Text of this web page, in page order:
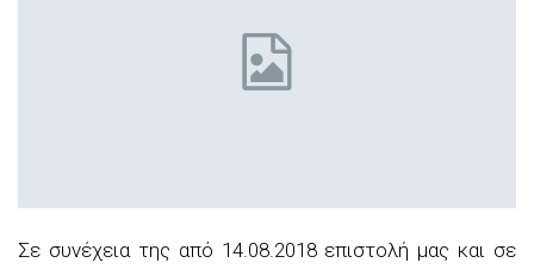
Σε συνέχεια της από 14.08.2018 επιστολή μας και σε